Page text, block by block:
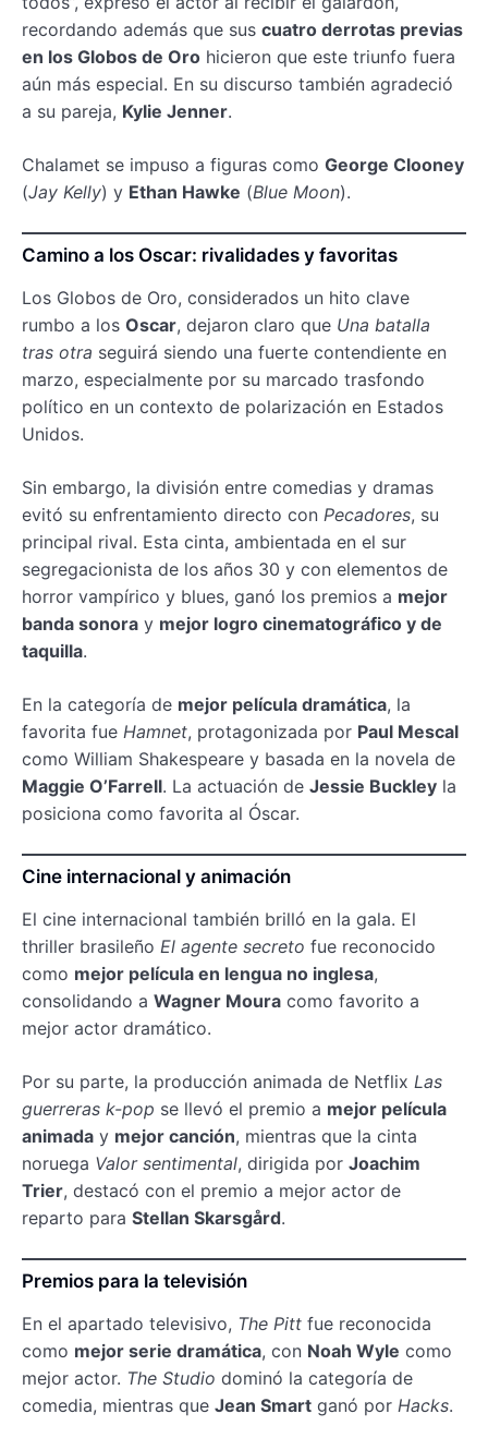
recordando además que sus cuatro derrotas previas
en los Globos de Oro hicieron que este triunfo fuera
aún más especial. En su discurso también agradeció
a su pareja, Kylie Jenner.
Chalamet se impuso a figuras como George Clooney
(Jay Kelly) y Ethan Hawke (Blue Moon).
Camino a los Oscar: rivalidades y favoritas
Los Globos de Oro, considerados un hito clave
rumbo a los Oscar, dejaron claro que Una batalla
tras otra seguirá siendo una fuerte contendiente en
marzo, especialmente por su marcado trasfondo
político en un contexto de polarización en Estados
Unidos.
Sin embargo, la división entre comedias y dramas
evitó su enfrentamiento directo con Pecadores, su
principal rival. Esta cinta, ambientada en el sur
segregacionista de los años 30 y con elementos de
horror vampírico y blues, ganó los premios a mejor
banda sonora y mejor logro cinematográfico y de
taquilla.
En la categoría de mejor película dramática, la
favorita fue Hamnet, protagonizada por Paul Mescal
como William Shakespeare y basada en la novela de
Maggie O’Farrell. La actuación de Jessie Buckley la
posiciona como favorita al Óscar.
Cine internacional y animación
El cine internacional también brilló en la gala. El
thriller brasileño El agente secreto fue reconocido
como mejor película en lengua no inglesa,
consolidando a Wagner Moura como favorito a
mejor actor dramático.
Por su parte, la producción animada de Netflix Las
guerreras k-pop se llevó el premio a mejor película
animada y mejor canción, mientras que la cinta
noruega Valor sentimental, dirigida por Joachim
Trier, destacó con el premio a mejor actor de
reparto para Stellan Skarsgård.
Premios para la televisión
En el apartado televisivo, The Pitt fue reconocida
como mejor serie dramática, con Noah Wyle como
mejor actor. The Studio dominó la categoría de
comedia, mientras que Jean Smart ganó por Hacks.